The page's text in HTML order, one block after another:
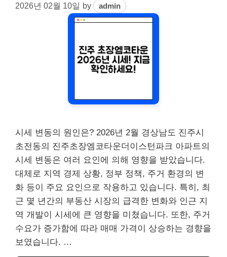
2026년 02월 10일 by admin
시세 변동의 원인은? 2026년 2월 경상남도 진주시
초전동의 진주초장엠코타운더이스턴파크 아파트의
시세 변동은 여러 요인에 의해 영향을 받았습니다.
대체로 지역 경제 상황, 정부 정책, 주거 환경의 변
화 등이 주요 요인으로 작용하고 있습니다. 특히, 최
근 몇 년간의 부동산 시장의 급격한 변화와 인근 지
역 개발이 시세에 큰 영향을 미쳤습니다. 또한, 주거
수요가 증가함에 따라 매매 가격이 상승하는 경향을
보였습니다. …